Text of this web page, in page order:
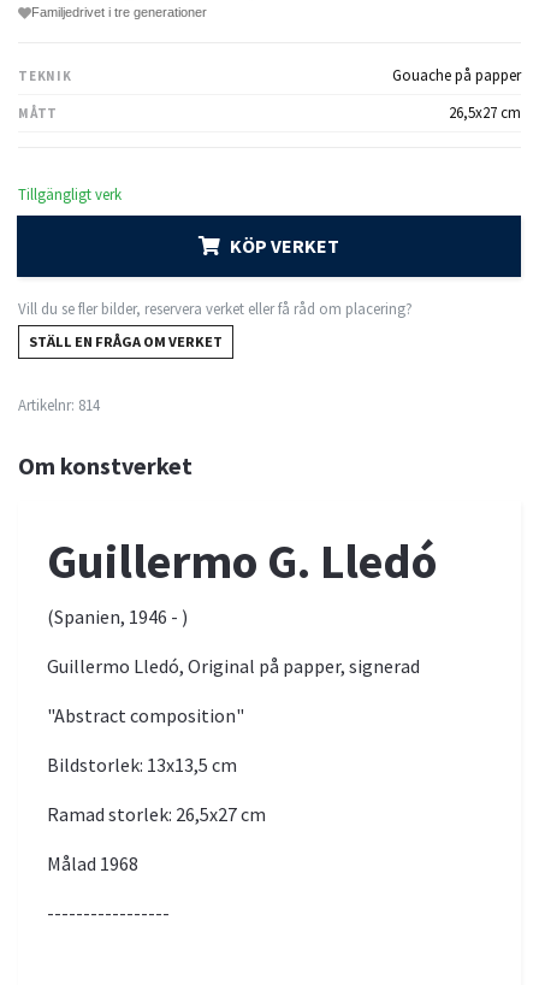
Familjedrivet i tre generationer
TEKNIK Gouache på papper
MÅTT 26,5x27 cm
Tillgängligt verk
KÖP VERKET
Vill du se fler bilder, reservera verket eller få råd om placering?
STÄLL EN FRÅGA OM VERKET
Artikelnr: 814
Om konstverket
Guillermo G. Lledó
(Spanien, 1946 - )
Guillermo Lledó, Original på papper, signerad
"Abstract composition"
Bildstorlek: 13x13,5 cm
Ramad storlek: 26,5x27 cm
Målad 1968
-----------------